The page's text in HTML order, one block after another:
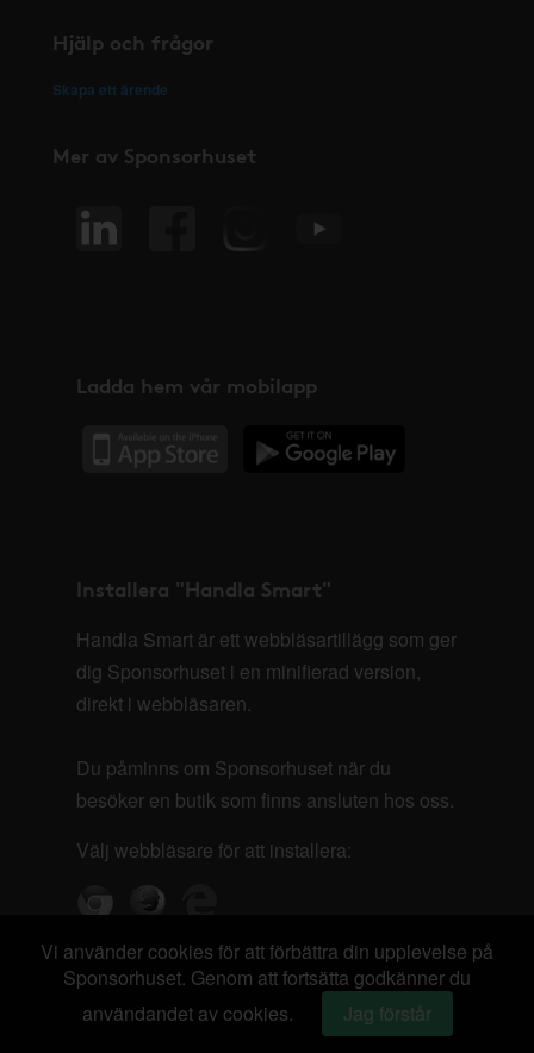
Hjälp och frågor
Skapa ett ärende
Mer av Sponsorhuset
Ladda hem vår mobilapp
Installera "Handla Smart"
Handla Smart är ett webbläsartillägg som ger
dig Sponsorhuset i en minifierad version,
direkt i webbläsaren.
Du påminns om Sponsorhuset när du
besöker en butik som finns ansluten hos oss.
Välj webbläsare för att installera:
Vi använder cookies för att förbättra din upplevelse på
Sponsorhuset. Genom att fortsätta godkänner du
användandet av cookies.
Jag förstår